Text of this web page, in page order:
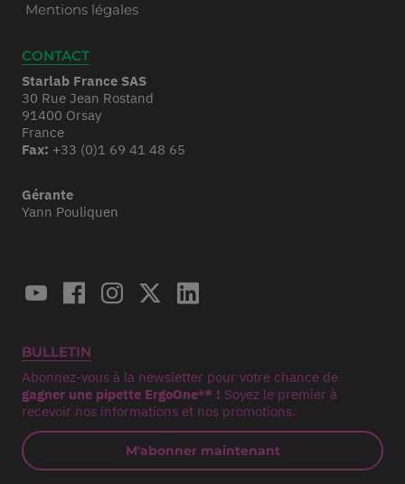
Mentions légales
CONTACT
Starlab France SAS
30 Rue Jean Rostand
91400 Orsay
France
Fax: +33 (0)1 69 41 48 65
Gérante
Yann Pouliquen
BULLETIN
Abonnez-vous à la newsletter pour votre chance de
gagner une pipette ErgoOne®* ! Soyez le premier à
recevoir nos informations et nos promotions.
M'abonner maintenant